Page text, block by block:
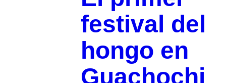
festival del
hongo en
Guachochi